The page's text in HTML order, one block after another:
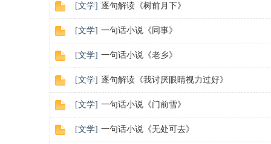
民
[文学] 逐句解读《树前月下》
[文学] 一句话小说《同事》
[文学] 一句话小说《老乡》
[文学] 逐句解读《我讨厌眼睛视力过好》
[文学] 一句话小说《门前雪》
[文学] 一句话小说《无处可去》